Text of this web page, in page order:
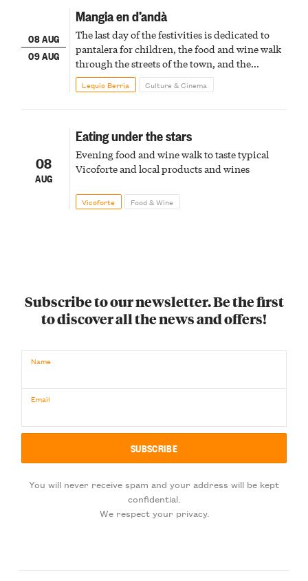
08 AUG
09 AUG
Mangia en d’andà
The last day of the festivities is dedicated to
pantalera for children, the food and wine walk
through the streets of the town, and the
fireworks finale
Lequio Berria Culture & Cinema
08
AUG
Eating under the stars
Evening food and wine walk to taste typical
Vicoforte and local products and wines
Vicoforte Food & Wine
Subscribe to our newsletter. Be the first
to discover all the news and offers!
Name
Email
You will never receive spam and your address will be kept
confidential.
We respect your privacy.